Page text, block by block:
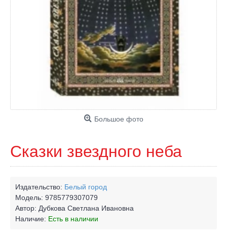
Большое фото
Сказки звездного неба
Издательство: Белый город
Модель: 9785779307079
Автор: Дубкова Светлана Ивановна
Наличие: Есть в наличии